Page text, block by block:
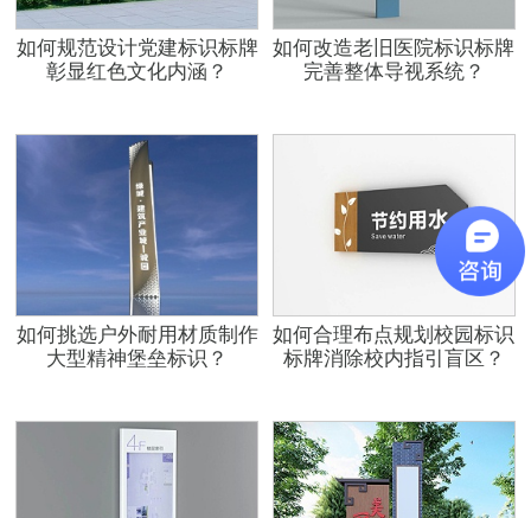
如何规范设计党建标识标牌
彰显红色文化内涵？
如何改造老旧医院标识标牌
完善整体导视系统？
如何挑选户外耐用材质制作
大型精神堡垒标识？
如何合理布点规划校园标识
标牌消除校内指引盲区？